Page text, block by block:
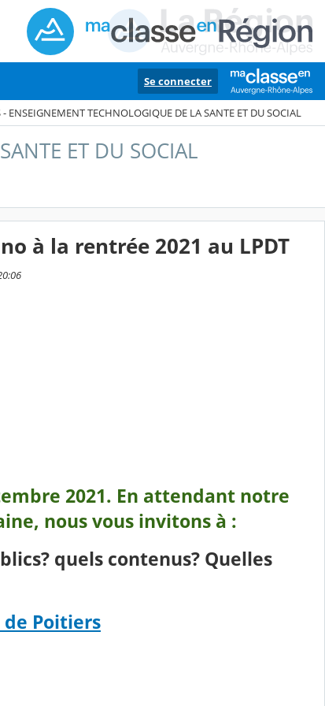
Se connecter
- ENSEIGNEMENT TECHNOLOGIQUE DE LA SANTE ET DU SOCIAL
ET DU SOCIAL
à la rentrée 2021 au LPDT
2021. En attendant notre
nous vous invitons à :
quels contenus? Quelles
Poitiers